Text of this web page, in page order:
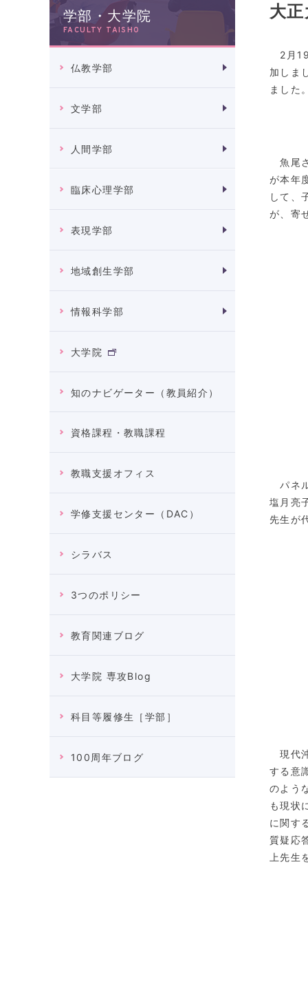
学部・大学院
FACULTY TAISHO
仏教学部
文学部
人間学部
臨床心理学部
表現学部
地域創生学部
情報科学部
大学院
知のナビゲーター（教員紹介）
資格課程・教職課程
教職支援オフィス
学修支援センター（DAC）
シラバス
3つのポリシー
教育関連ブログ
大学院 専攻Blog
科目等履修生［学部］
100周年ブログ
大
2月19
加しま
ました
魚尾
が本年
して、
が、寄
パネ
塩月亮
先生が
現代
する意
のよう
も現状
に関す
質疑応
上先生